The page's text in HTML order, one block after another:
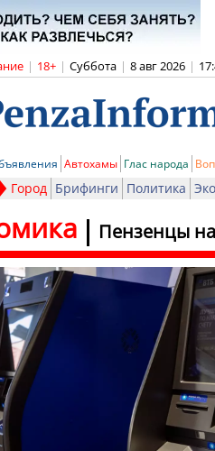
| 18+ | Суббота | 8 авг 2026 |
Автохамы Глас народа
Город Брифинги Политика
Пензенцы